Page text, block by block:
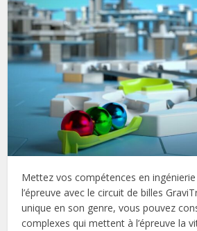
Mettez vos compétences en
l’épreuve avec le circuit de billes
unique en son genre, vous pouvez
complexes qui mettent à l’épreuve la